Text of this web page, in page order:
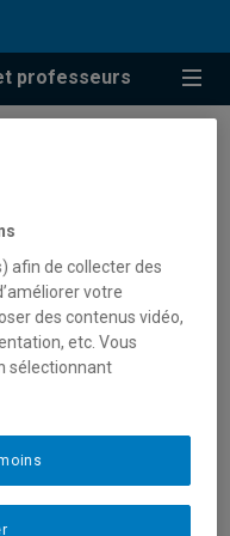
professeurs
afin de collecter des
votre
des contenus vidéo,
etc. Vous
sélectionnant